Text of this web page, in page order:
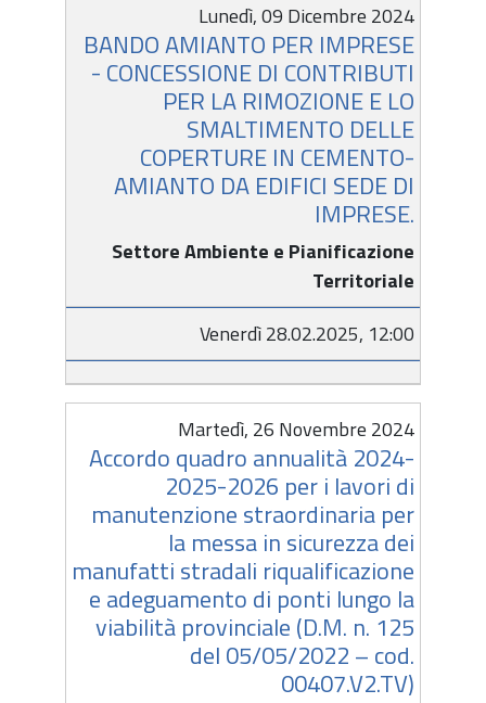
Lunedì, 09 Dicembre 2024
BANDO AMIANTO PER IMPRESE
- CONCESSIONE DI CONTRIBUTI
PER LA RIMOZIONE E LO
SMALTIMENTO DELLE
COPERTURE IN CEMENTO-
AMIANTO DA EDIFICI SEDE DI
IMPRESE.
Settore Ambiente e Pianificazione
Territoriale
Venerdì 28.02.2025, 12:00
Martedì, 26 Novembre 2024
Accordo quadro annualità 2024-
2025-2026 per i lavori di
manutenzione straordinaria per
la messa in sicurezza dei
manufatti stradali riqualificazione
e adeguamento di ponti lungo la
viabilità provinciale (D.M. n. 125
del 05/05/2022 – cod.
00407.V2.TV)